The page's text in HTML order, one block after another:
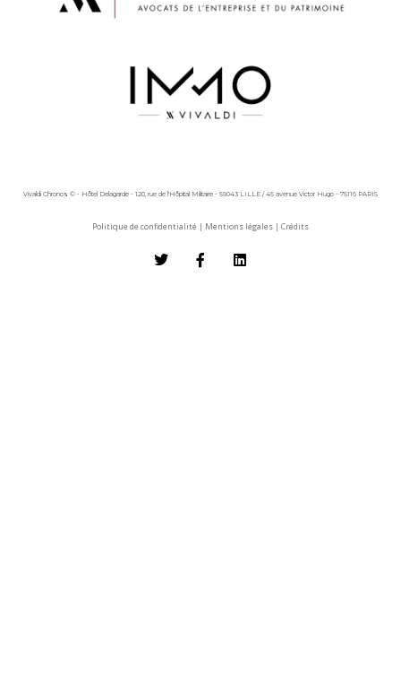
Vivaldi Chronos © - Hôtel Delagarde - 120, rue de l'Hôpital Militaire - 59043 LILLE / 45 avenue Victor Hugo - 75116 PARIS
Politique de confidentialité | Mentions légales | Crédits